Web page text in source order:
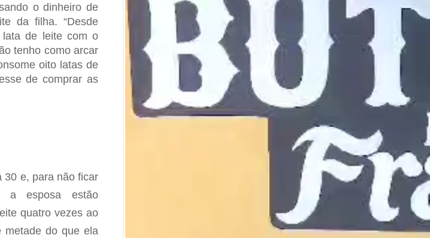
o dinheiro de
da filha. “Desde
lata de leite com o
tenho como arcar
oito latas de
de comprar as
30 e, para não ficar
esposa estão
quatro vezes ao
metade do que ela